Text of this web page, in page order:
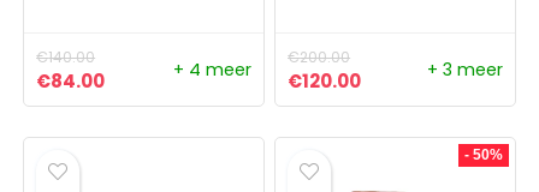
€140.00
Oorspronkelijke prijs was: €140.00.
€84.00Huidige prijs is: €84.00.
+ 4 meer
€200.00
Oorspronkelijke prijs was:
€120.00Huidige prijs is:
+ 3 meer
- 50%